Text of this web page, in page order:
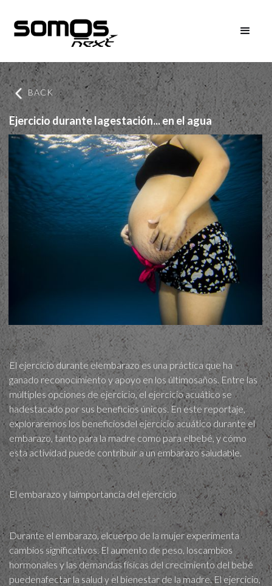
BACK
Ejercicio durante lagestación... en el agua
El ejercicio durante elembarazo es una práctica que ha
ganado reconocimiento y apoyo en los últimosaños. Entre las
múltiples opciones de ejercicio, el ejercicio acuático se
hadestacado por sus beneficios únicos. En este reportaje,
exploraremos los beneficiosdel ejercicio acuático durante el
embarazo, tanto para la madre como para elbebé, y cómo
esta actividad puede contribuir a un embarazo saludable.
El embarazo y laimportancia del ejercicio
Durante el embarazo, elcuerpo de la mujer experimenta
cambios significativos. El aumento de peso, loscambios
hormonales y las demandas físicas del crecimiento del bebé
puedenafectar la salud y el bienestar de la madre. El ejercicio,